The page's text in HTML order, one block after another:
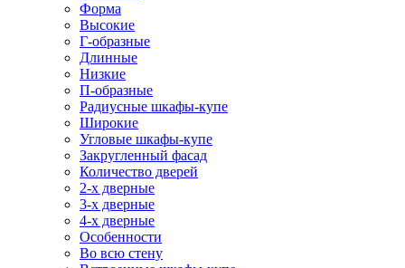
Форма
Высокие
Г-образные
Длинные
Низкие
П-образные
Радиусные шкафы-купе
Широкие
Угловые шкафы-купе
Закругленный фасад
Количество дверей
2-х дверные
3-х дверные
4-х дверные
Особенности
Во всю стену